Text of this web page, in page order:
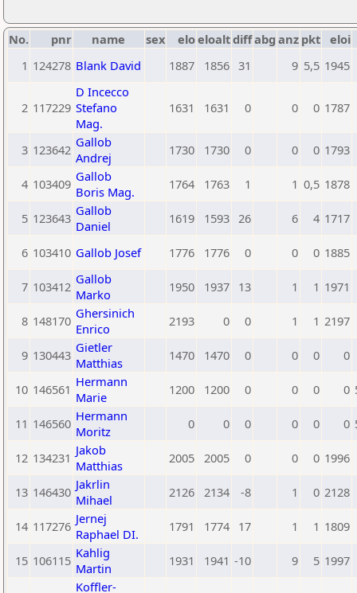
No. pnr name sex eloeloaltdiffabg anz pkt eloi
1 124278 Blank David 1887 1856 31 9 5,5 1945
2 117229
D Incecco
Stefano
Mag.
1631 1631 0 0 0 1787
3 123642 Gallob
Andrej
1730 1730 0 0 0 1793
4 103409 Gallob
Boris Mag.
1764 1763 1 1 0,5 1878
5 123643 Gallob
Daniel
1619 1593 26 6 4 1717
6 103410 Gallob Josef 1776 1776 0 0 0 1885
7 103412 Gallob
Marko
1950 1937 13 1 1 1971
8 148170 Ghersinich
Enrico
2193 0 0 1 1 2197
9 130443 Gietler
Matthias
1470 1470 0 0 0 0
10 146561 Hermann
Marie
1200 1200 0 0 0 0
11 146560 Hermann
Moritz
0 0 0 0 0 0
12 134231 Jakob
Matthias
2005 2005 0 0 0 1996
13 146430 Jakrlin
Mihael
2126 2134 -8 1 0 2128
14 117276 Jernej
Raphael DI.
1791 1774 17 1 1 1809
15 106115 Kahlig
Martin
1931 1941 -10 9 5 1997
Koffler-